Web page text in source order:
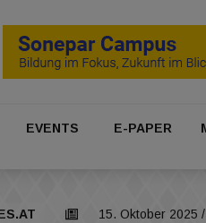
EVENTS E-PAPER
15. Oktober 2025